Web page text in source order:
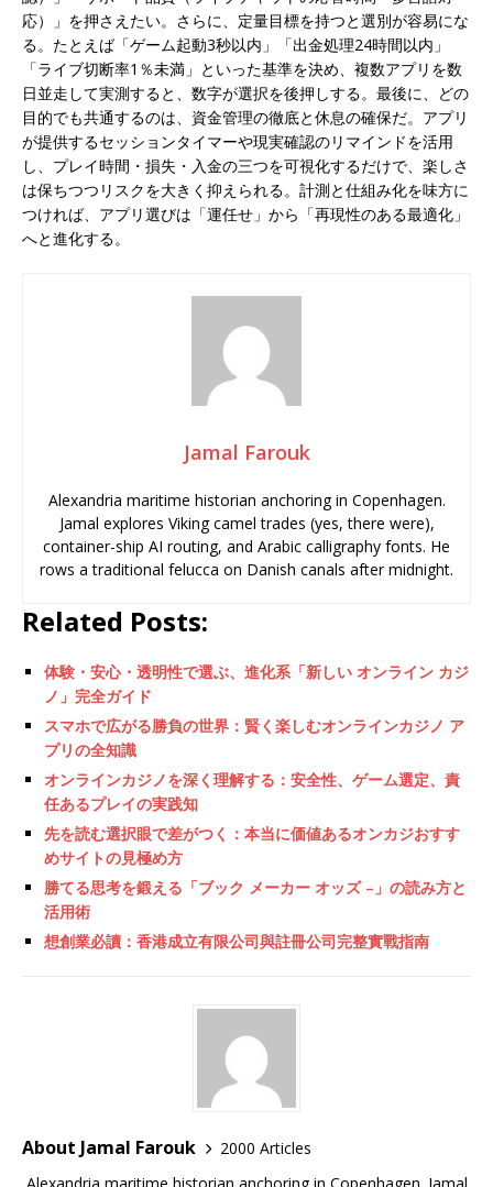
応）」を押さえたい。さらに、定量目標を持つと選別が容易にな
る。たとえば「ゲーム起動3秒以内」「出金処理24時間以内」
「ライブ切断率1％未満」といった基準を決め、複数アプリを数
日並走して実測すると、数字が選択を後押しする。最後に、どの
目的でも共通するのは、資金管理の徹底と休息の確保だ。アプリ
が提供するセッションタイマーや現実確認のリマインドを活用
し、プレイ時間・損失・入金の三つを可視化するだけで、楽しさ
は保ちつつリスクを大きく抑えられる。計測と仕組み化を味方に
つければ、アプリ選びは「運任せ」から「再現性のある最適化」
へと進化する。
Jamal Farouk
Alexandria maritime historian anchoring in Copenhagen.
Jamal explores Viking camel trades (yes, there were),
container-ship AI routing, and Arabic calligraphy fonts. He
rows a traditional felucca on Danish canals after midnight.
Related Posts:
体験・安心・透明性で選ぶ、進化系「新しい オンライン カジ
ノ」完全ガイド
スマホで広がる勝負の世界：賢く楽しむオンラインカジノ ア
プリの全知識
オンラインカジノを深く理解する：安全性、ゲーム選定、責
任あるプレイの実践知
先を読む選択眼で差がつく：本当に価値あるオンカジおすす
めサイトの見極め方
勝てる思考を鍛える「ブック メーカー オッズ –」の読み方と
活用術
想創業必讀：香港成立有限公司與註冊公司完整實戰指南
About Jamal Farouk
2000 Articles